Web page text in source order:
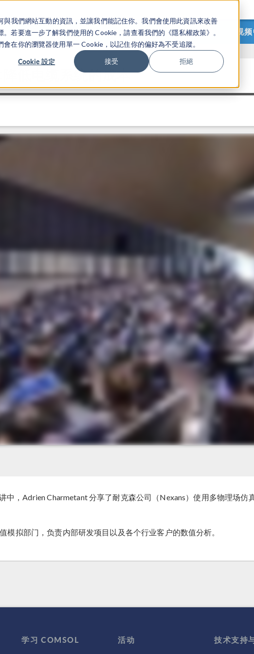
我們網站互動的資訊，並讓我們能記住你。我們會使用此資訊來改善
若要進一步了解我們使用的 Cookie，請查看我們的《隱私權政策》。
在你的瀏覽器使用單一 Cookie，以記住你的偏好為不受追蹤。
Cookie 設定 接受 拒絕
产品 行业应用 视
降低电缆系统的成本
中，Adrien Charmetant 分享了耐克森公司（Nexans）使用多物理场仿
模拟部门，负责内部研发项目以及各个行业客户的数值分析。
学习 COMSOL 活动 技术支持